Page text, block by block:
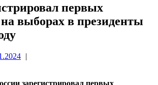
первых
выборах в президенты
|
зарегистрировал первых